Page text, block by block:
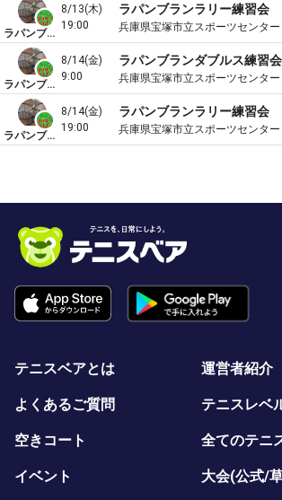
ラパンブラン
8/13(木)
19:00
ラパンブランラリー練習会
兵庫県宝塚市立スポーツセンター
ラパンブラン
8/14(金)
9:00
ラパンブランダブルス練習会
兵庫県宝塚市立スポーツセンター
ラパンブラン
8/14(金)
19:00
ラパンブランラリー練習会
兵庫県宝塚市立スポーツセンター
テニスベアとは 運営者紹介
よくあるご質問 テニスレベ
空きコート 全てのテニ
イベント 大会(公式/